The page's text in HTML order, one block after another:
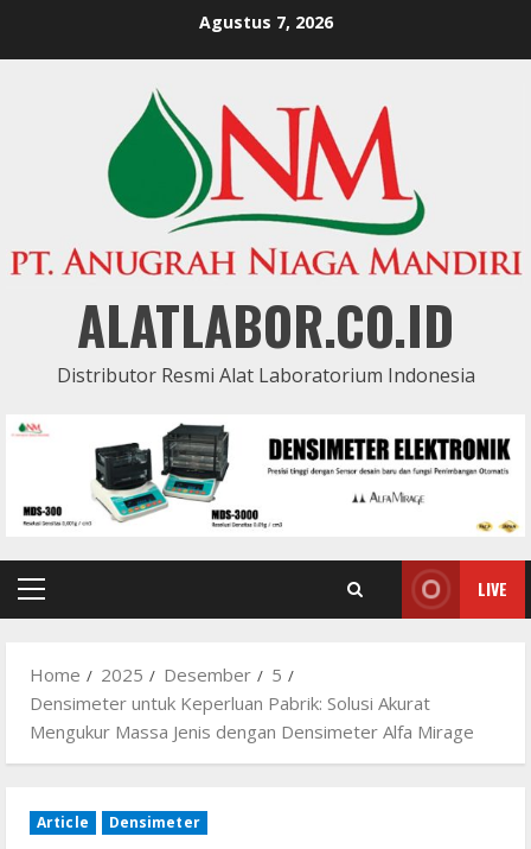
Agustus 7, 2026
ALATLABOR.CO.ID
Distributor Resmi Alat Laboratorium Indonesia
Primary
LIVE
Home 2025 Desember
5
Densimeter untuk Keperluan Pabrik: Solusi Akurat
Mengukur Massa Jenis dengan Densimeter Alfa Mirage
Article Densimeter